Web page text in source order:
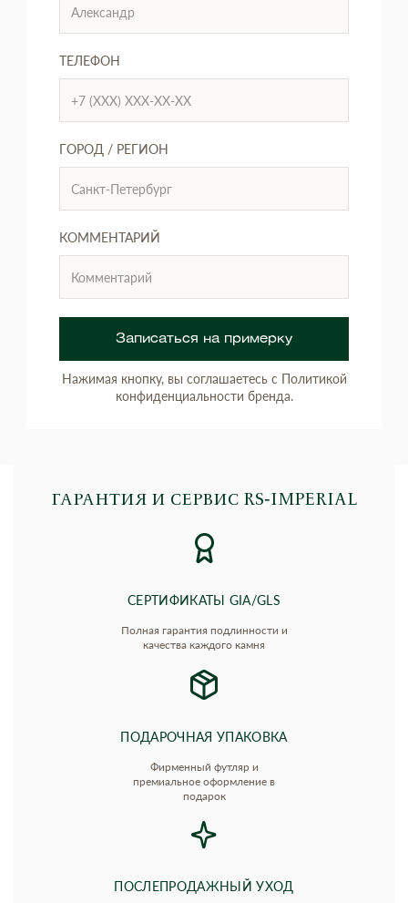
ТЕЛЕФОН
ГОРОД / РЕГИОН
КОММЕНТАРИЙ
Записаться на примерку
Нажимая кнопку, вы соглашаетесь с Политикой
конфиденциальности бренда.
ГАРАНТИЯ И СЕРВИС RS‑IMPERIAL
СЕРТИФИКАТЫ GIA/GLS
Полная гарантия подлинности и
качества каждого камня
ПОДАРОЧНАЯ УПАКОВКА
Фирменный футляр и
премиальное оформление в
подарок
ПОСЛЕПРОДАЖНЫЙ УХОД